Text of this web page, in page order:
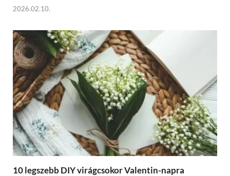
2026.02.10.
10 legszebb DIY virágcsokor Valentin-napra